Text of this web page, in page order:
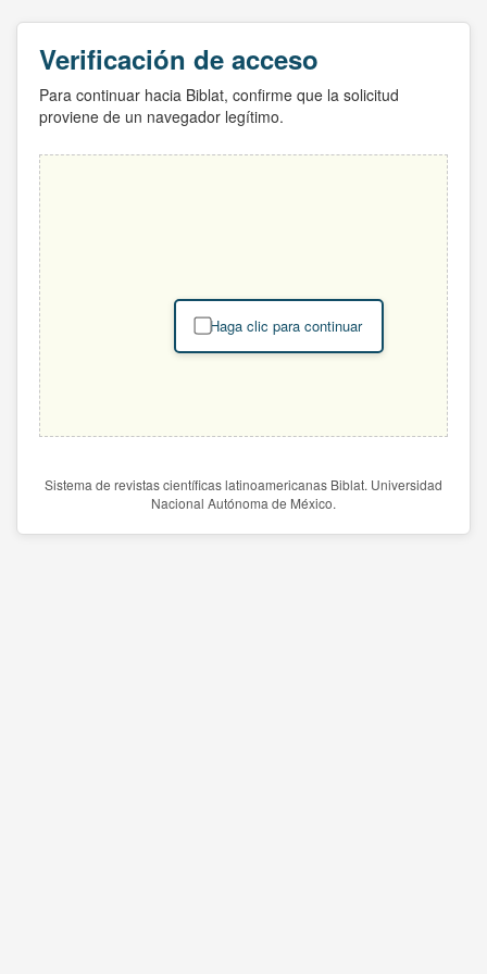
Verificación de acceso
Para continuar hacia Biblat, confirme que la solicitud
proviene de un navegador legítimo.
Haga clic para continuar
Sistema de revistas científicas latinoamericanas Biblat. Universidad
Nacional Autónoma de México.